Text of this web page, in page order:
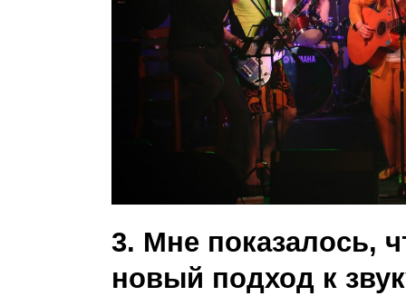
3. Мне показалось,
новый подход к